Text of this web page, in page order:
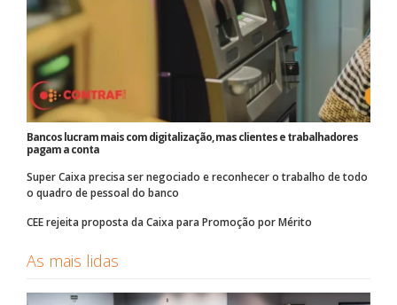
Bancos lucram mais com digitalização, mas clientes e trabalhadores
pagam a conta
Super Caixa precisa ser negociado e reconhecer o trabalho de todo
o quadro de pessoal do banco
CEE rejeita proposta da Caixa para Promoção por Mérito
As mais lidas